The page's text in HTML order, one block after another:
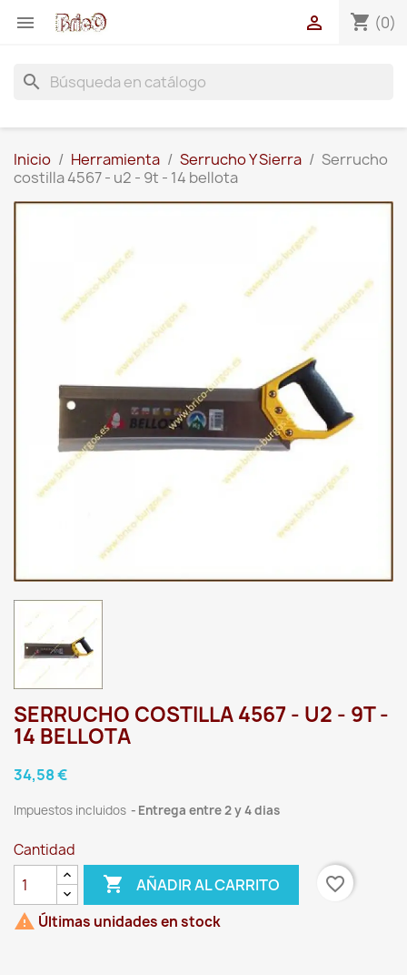
 shopping_cart (0)

search
Inicio Herramienta Serrucho Y Sierra
Serrucho
costilla 4567 - u2 - 9t - 14 bellota
SERRUCHO COSTILLA 4567 - U2 - 9T -
14 BELLOTA
34,58 €
Impuestos incluidos Entrega entre 2 y 4 dias
Cantidad
 AÑADIR AL CARRITO
favorite_border
 Últimas unidades en stock